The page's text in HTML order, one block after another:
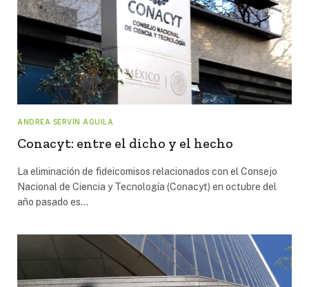
ANDREA SERVÍN AGUILA
Conacyt: entre el dicho y el hecho
La eliminación de fideicomisos relacionados con el Consejo
Nacional de Ciencia y Tecnología (Conacyt) en octubre del
año pasado es…